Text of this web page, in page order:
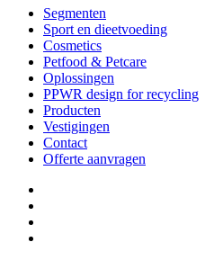
Segmenten
Sport en dieetvoeding
Cosmetics
Petfood & Petcare
Oplossingen
PPWR design for recycling
Producten
Vestigingen
Contact
Offerte aanvragen